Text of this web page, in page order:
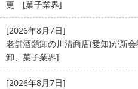
更 [菓子業界]
[2026年8月7日]
老舗酒類卸の川清商店(愛知)が新
卸、菓子業界]
[2026年8月7日]